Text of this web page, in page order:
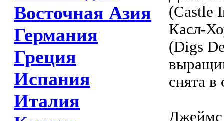
Восточная Азия
Германия
Греция
Испания
Италия
(Castle
Касл-
(Digs
снята
Джеймс